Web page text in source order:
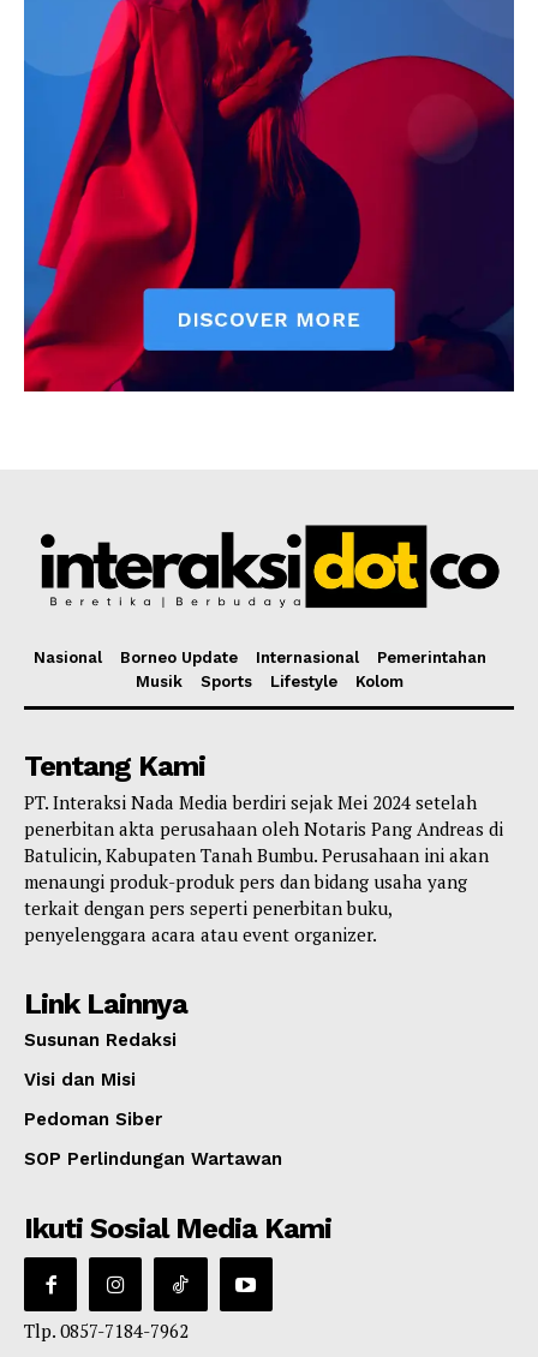
Nasional Borneo Update Internasional
Pemerintahan
Musik
Sports Lifestyle Kolom
Tentang Kami
PT. Interaksi Nada Media berdiri sejak Mei 2024 setelah
penerbitan akta perusahaan oleh Notaris Pang Andreas di
Batulicin, Kabupaten Tanah Bumbu. Perusahaan ini akan
menaungi produk-produk pers dan bidang usaha yang
terkait dengan pers seperti penerbitan buku,
penyelenggara acara atau event organizer.
Link Lainnya
Susunan Redaksi
Visi dan Misi
Pedoman Siber
SOP Perlindungan Wartawan
Ikuti Sosial Media Kami
Tlp. 0857-7184-7962